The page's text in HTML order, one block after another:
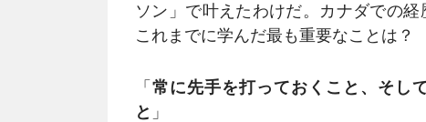
ソン」で叶えたわけだ。カナダでの
これまでに学んだ最も重要なことは？
「 常に先手を打っておくこと、そし
と 」